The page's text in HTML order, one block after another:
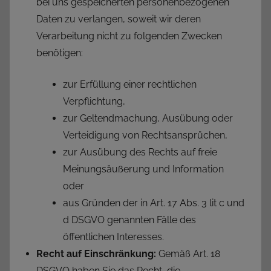
bei uns gespeicherten personenbezogenen
Daten zu verlangen, soweit wir deren
Verarbeitung nicht zu folgenden Zwecken
benötigen:
zur Erfüllung einer rechtlichen
Verpflichtung,
zur Geltendmachung, Ausübung oder
Verteidigung von Rechtsansprüchen,
zur Ausübung des Rechts auf freie
Meinungsäußerung und Information
oder
aus Gründen der in Art. 17 Abs. 3 lit c und
d DSGVO genannten Fälle des
öffentlichen Interesses.
Recht auf Einschränkung: Gemäß Art. 18